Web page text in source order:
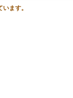
ます。